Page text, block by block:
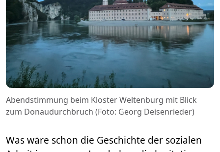
Abendstimmung beim Kloster Weltenburg mit Blick
zum Donaudurchbruch (Foto: Georg Deisenrieder)
Was wäre schon die Geschichte der sozialen